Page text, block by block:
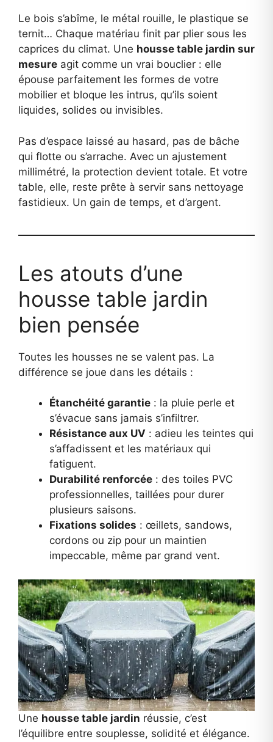
Le bois s’abîme, le métal rouille, le plastique se
ternit… Chaque matériau finit par plier sous les
caprices du climat. Une housse table jardin sur
mesure agit comme un vrai bouclier : elle
épouse parfaitement les formes de votre
mobilier et bloque les intrus, qu’ils soient
liquides, solides ou invisibles.
Pas d’espace laissé au hasard, pas de bâche
qui flotte ou s’arrache. Avec un ajustement
millimétré, la protection devient totale. Et votre
table, elle, reste prête à servir sans nettoyage
fastidieux. Un gain de temps, et d’argent.
Les atouts d’une
housse table jardin
bien pensée
Toutes les housses ne se valent pas. La
différence se joue dans les détails :
Étanchéité garantie : la pluie perle et
s’évacue sans jamais s’infiltrer.
Résistance aux UV : adieu les teintes qui
s’affadissent et les matériaux qui
fatiguent.
Durabilité renforcée : des toiles PVC
professionnelles, taillées pour durer
plusieurs saisons.
Fixations solides : œillets, sandows,
cordons ou zip pour un maintien
impeccable, même par grand vent.
Une housse table jardin réussie, c’est
l’équilibre entre souplesse, solidité et élégance.